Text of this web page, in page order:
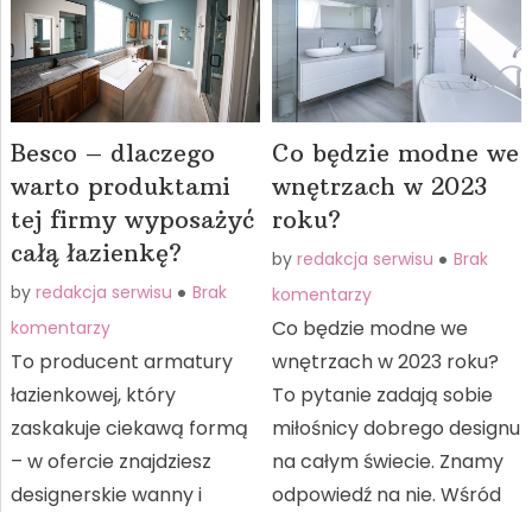
Besco – dlaczego
warto produktami
tej firmy wyposażyć
całą łazienkę?
by redakcja serwisu
Brak
komentarzy
To producent armatury
łazienkowej, który
zaskakuje ciekawą formą
– w ofercie znajdziesz
designerskie wanny i
Co będzie modne we
wnętrzach w 2023
roku?
byredakcja serwisu
Brak
komentarzy
Co będzie modne we
wnętrzach w 2023 roku?
To pytanie zadają sobie
miłośnicy dobrego designu
na całym świecie. Znamy
odpowiedź na nie. Wśród